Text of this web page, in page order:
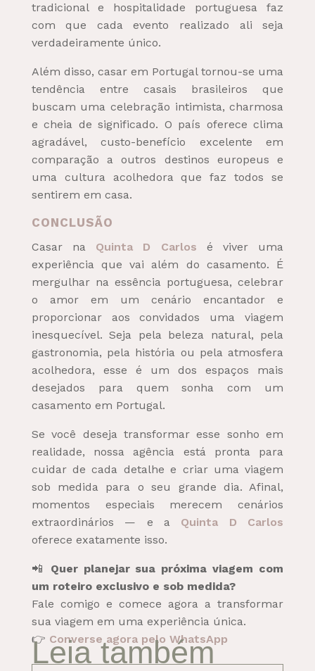
tradicional e hospitalidade portuguesa faz
com que cada evento realizado ali seja
verdadeiramente único.
Além disso, casar em Portugal tornou-se uma
tendência entre casais brasileiros que
buscam uma celebração intimista, charmosa
e cheia de significado. O país oferece clima
agradável, custo-benefício excelente em
comparação a outros destinos europeus e
uma cultura acolhedora que faz todos se
sentirem em casa.
CONCLUSÃO
Casar na Quinta D Carlos é viver uma
experiência que vai além do casamento. É
mergulhar na essência portuguesa, celebrar
o amor em um cenário encantador e
proporcionar aos convidados uma viagem
inesquecível. Seja pela beleza natural, pela
gastronomia, pela história ou pela atmosfera
acolhedora, esse é um dos espaços mais
desejados para quem sonha com um
casamento em Portugal.
Se você deseja transformar esse sonho em
realidade, nossa agência está pronta para
cuidar de cada detalhe e criar uma viagem
sob medida para o seu grande dia. Afinal,
momentos especiais merecem cenários
extraordinários — e a Quinta D Carlos
oferece exatamente isso.
📲 Quer planejar sua próxima viagem com
um roteiro exclusivo e sob medida?
Fale comigo e comece agora a transformar
sua viagem em uma experiência única.
👉 Converse agora pelo WhatsApp
Leia também